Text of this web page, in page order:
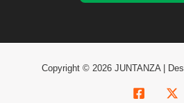
Copyright © 2026 JUNTANZA |